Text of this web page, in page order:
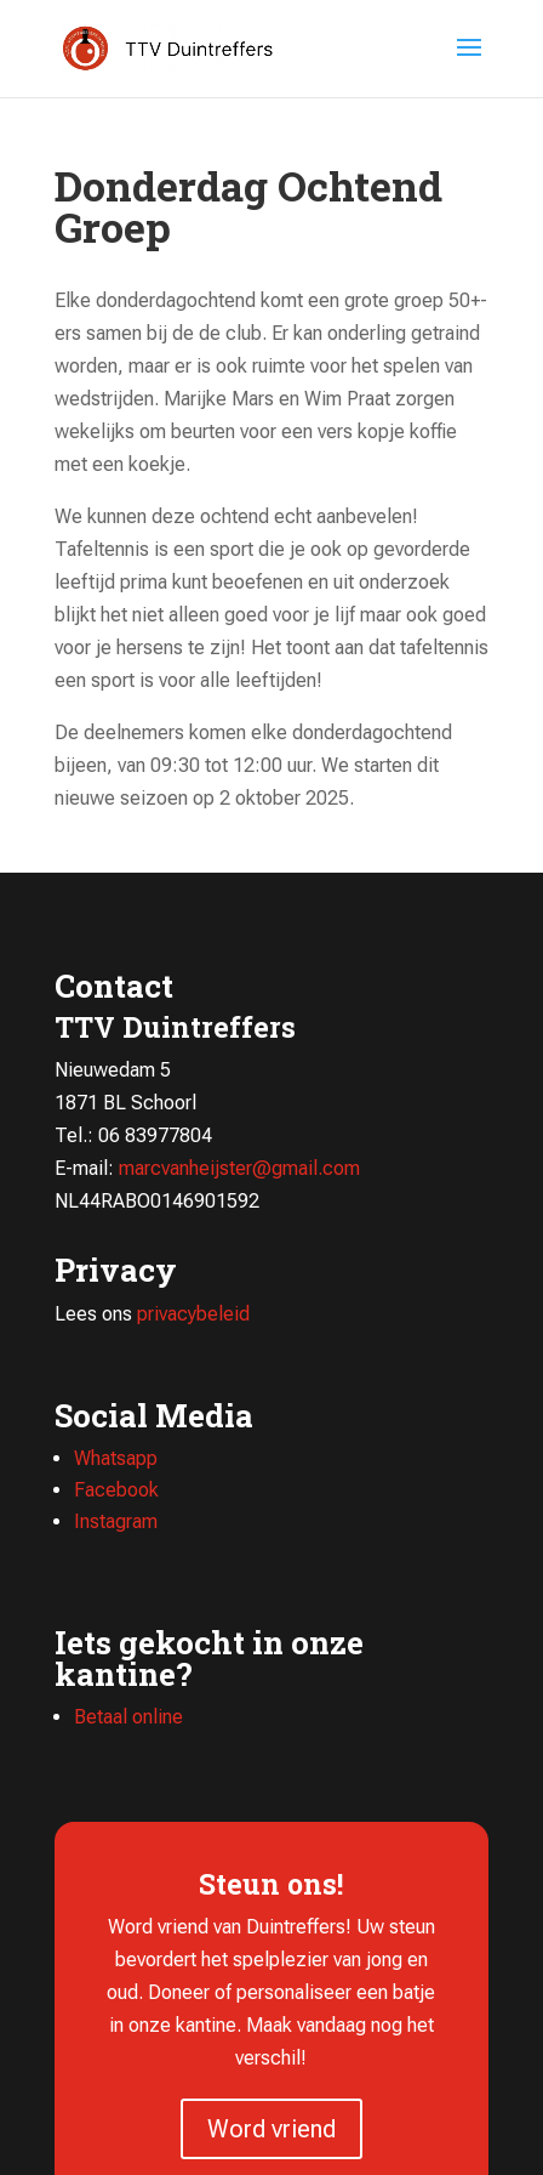
Donderdag Ochtend
Groep
Elke donderdagochtend komt een grote groep 50+-
ers samen bij de de club. Er kan onderling getraind
worden, maar er is ook ruimte voor het spelen van
wedstrijden. Marijke Mars en Wim Praat zorgen
wekelijks om beurten voor een vers kopje koffie
met een koekje.
We kunnen deze ochtend echt aanbevelen!
Tafeltennis is een sport die je ook op gevorderde
leeftijd prima kunt beoefenen en uit onderzoek
blijkt het niet alleen goed voor je lijf maar ook goed
voor je hersens te zijn! Het toont aan dat tafeltennis
een sport is voor alle leeftijden!
De deelnemers komen elke donderdagochtend
bijeen, van 09:30 tot 12:00 uur. We starten dit
nieuwe seizoen op 2 oktober 2025.
Contact
TTV Duintreffers
Nieuwedam 5
1871 BL Schoorl
Tel.: 06 83977804
E-mail: marcvanheijster@gmail.com
NL44RABO0146901592
Privacy
Lees ons privacybeleid
Social Media
Whatsapp
Facebook
Instagram
Iets gekocht in onze
kantine?
Betaal online
Steun ons!
Word vriend van Duintreffers! Uw steun
bevordert het spelplezier van jong en
oud. Doneer of personaliseer een batje
in onze kantine. Maak vandaag nog het
verschil!
Word vriend